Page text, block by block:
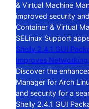
& Virtual Machine
improved security
Container & Virtual
SELinux Support
Shelly 2.4.1 GUI
Improves
Discover the
Manager for Arch
and security for a
Shelly 2.4.1 GUI